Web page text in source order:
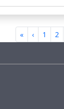
« ‹ 1 2